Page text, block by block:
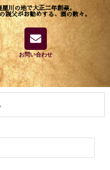
屋川の地で大正二年創業。
親父がお勧めする、酒の数々。
お問い合わせ